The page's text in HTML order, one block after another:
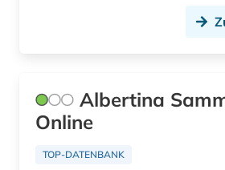
Albertina
Online
TOP-DATENBANK